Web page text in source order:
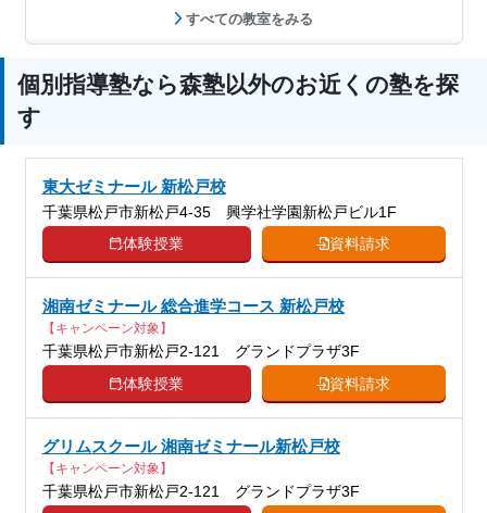
すべての教室をみる
個別指導塾なら森塾以外のお近くの塾を探
す
東大ゼミナール 新松戸校
千葉県松戸市新松戸4-35 興学社学園新松戸ビル1F
体験授業
資料請求
湘南ゼミナール 総合進学コース 新松戸校
【キャンペーン対象】
千葉県松戸市新松戸2-121 グランドプラザ3F
体験授業
資料請求
グリムスクール 湘南ゼミナール新松戸校
【キャンペーン対象】
千葉県松戸市新松戸2-121 グランドプラザ3F